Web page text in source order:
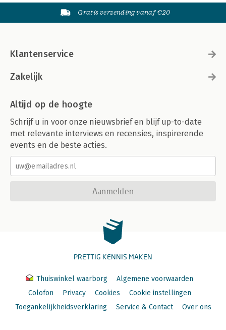
Gratis verzending vanaf €20
Klantenservice
Zakelijk
Altijd op de hoogte
Schrijf u in voor onze nieuwsbrief en blijf up-to-date
met relevante interviews en recensies, inspirerende
events en de beste acties.
Aanmelden
PRETTIG KENNIS MAKEN
Thuiswinkel waarborg
Algemene voorwaarden
Colofon
Privacy Cookies
Cookie instellingen
Toegankelijkheidsverklaring
Service & Contact Over ons